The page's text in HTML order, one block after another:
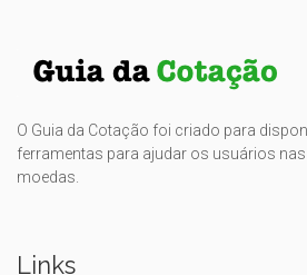
O Guia da Cotação foi criado para
ferramentas para ajudar os usuários
moedas.
Links